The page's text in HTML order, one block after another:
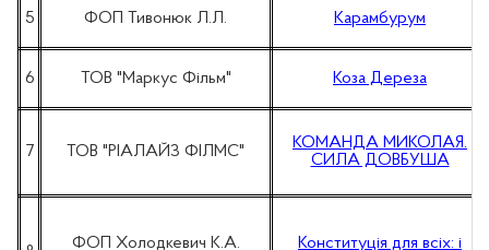
5 ФОП Тивонюк Л.Л. Карамбурум
6 ТОВ "Маркус Фільм" Коза Дереза
7 ТОВ "РІАЛАЙЗ ФІЛМС"
КОМАНДА МИКОЛАЯ.
СИЛА ДОВБУША
ФОП Холодкевич К.А.
Конституція для всіх: і